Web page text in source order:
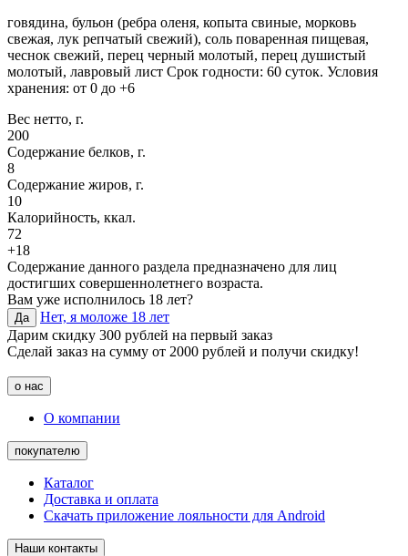
говядина, бульон (ребра оленя, копыта свиные, морковь
свежая, лук репчатый свежий), соль поваренная пищевая,
чеснок свежий, перец черный молотый, перец душистый
молотый, лавровый лист Срок годности: 60 суток. Условия
хранения: от 0 до +6
Вес нетто, г.
200
Содержание белков, г.
8
Содержание жиров, г.
10
Калорийность, ккал.
72
+18
Содержание данного раздела предназначено для лиц
достигших совершеннолетнего возраста.
Вам уже исполнилось 18 лет?
Да
Нет, я моложе 18 лет
Дарим скидку 300 рублей на первый заказ
Сделай заказ на сумму от 2000 рублей и получи скидку!
о нас
О компании
покупателю
Каталог
Доставка и оплата
Скачать приложение лояльности для Android
Наши контакты